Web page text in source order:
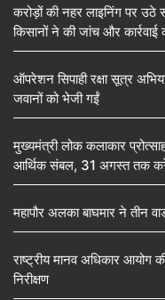
करोड़ों की नहर लाइनिंग पर
किसानों ने की जांच और कार्रवाई
ऑपरेशन सिपाही रक्षा सूत्र
जवानों को भेजी गईं
मुख्यमंत्री लोक कलाकार
आर्थिक संबल, 31 अगस्त तक
महापौर अलका बाघमार ने तीन
राष्ट्रीय मानव अधिकार आयोग
निरीक्षण